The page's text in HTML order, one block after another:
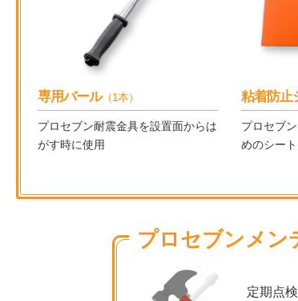
専用バール（1本）
プロセブン耐震金具を設置面からは
がす時に使用
粘着防止
プロセブ
めのシート
プロセブンメン
定期点